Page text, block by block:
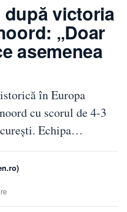
victoria
„Doar
asemenea
în Europa
cu scorul de 4-3
Echipa…